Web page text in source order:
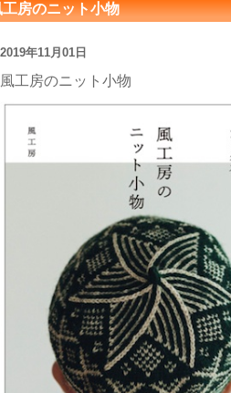
工房のニット小物
2019年11月01日
風工房のニット小物